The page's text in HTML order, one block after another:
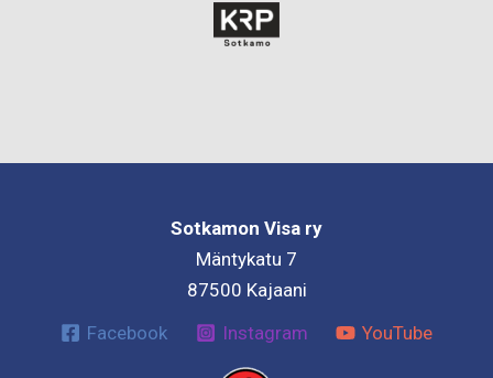
Sotkamon Visa ry
Mäntykatu 7
87500 Kajaani
Facebook
Instagram YouTube